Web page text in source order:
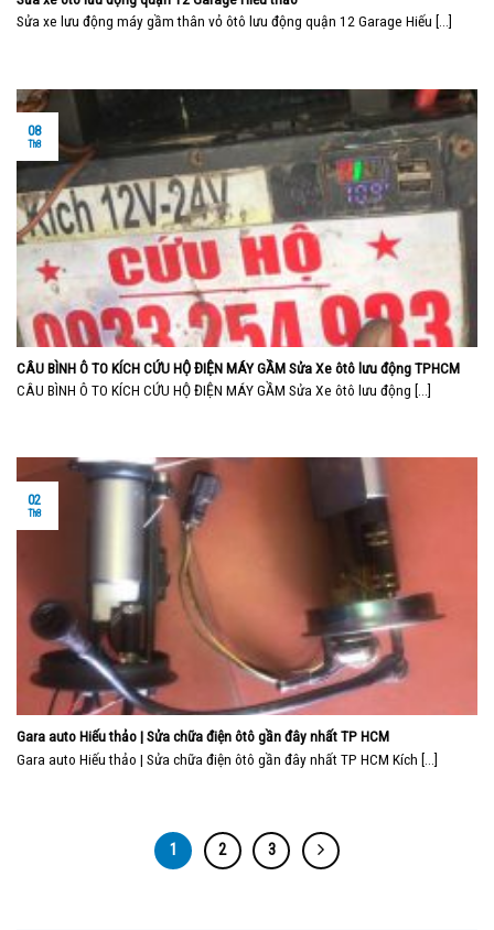
Sửa xe lưu động máy gầm thân vỏ ôtô lưu động quận 12 Garage Hiếu [...]
CÂU BÌNH Ô TO KÍCH CỨU HỘ ĐIỆN MÁY GẦM Sửa Xe ôtô lưu động TPHCM
CÂU BÌNH Ô TO KÍCH CỨU HỘ ĐIỆN MÁY GẦM Sửa Xe ôtô lưu động [...]
08
Th8
Gara auto Hiếu thảo | Sửa chữa điện ôtô gần đây nhất TP HCM
Gara auto Hiếu thảo | Sửa chữa điện ôtô gần đây nhất TP HCM Kích [...]
02
Th8
1 2 3